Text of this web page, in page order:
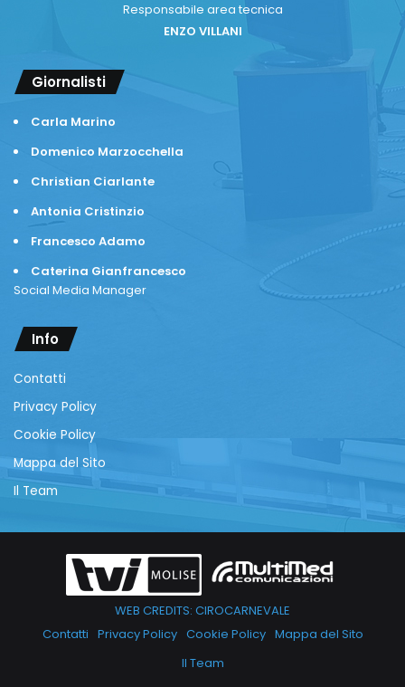
Responsabile area tecnica
ENZO VILLANI
Giornalisti
Carla Marino
Domenico Marzocchella
Christian Ciarlante
Antonia Cristinzio
Francesco Adamo
Caterina Gianfrancesco
Social Media Manager
Info
Contatti
Privacy Policy
Cookie Policy
Mappa del Sito
Il Team
WEB CREDITS: CIROCARNEVALE
Contatti Privacy Policy Cookie Policy Mappa del Sito
Il Team